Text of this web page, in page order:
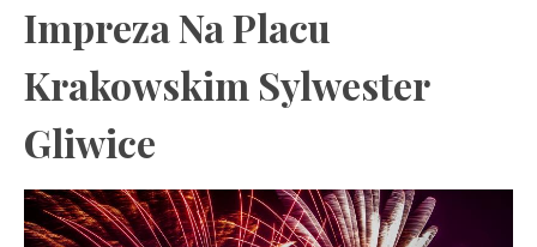
Impreza Na Placu
Krakowskim Sylwester
Gliwice